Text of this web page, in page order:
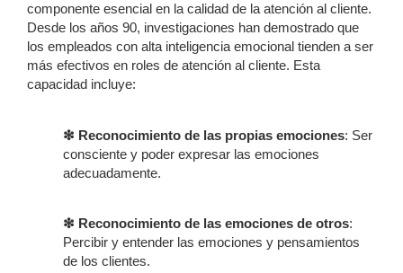
componente esencial en la calidad de la atención al cliente.
Desde los años 90, investigaciones han demostrado que
los empleados con alta inteligencia emocional tienden a ser
más efectivos en roles de atención al cliente. Esta
capacidad incluye:
❇ Reconocimiento de las propias emociones: Ser
consciente y poder expresar las emociones
adecuadamente.
❇ Reconocimiento de las emociones de otros:
Percibir y entender las emociones y pensamientos
de los clientes.